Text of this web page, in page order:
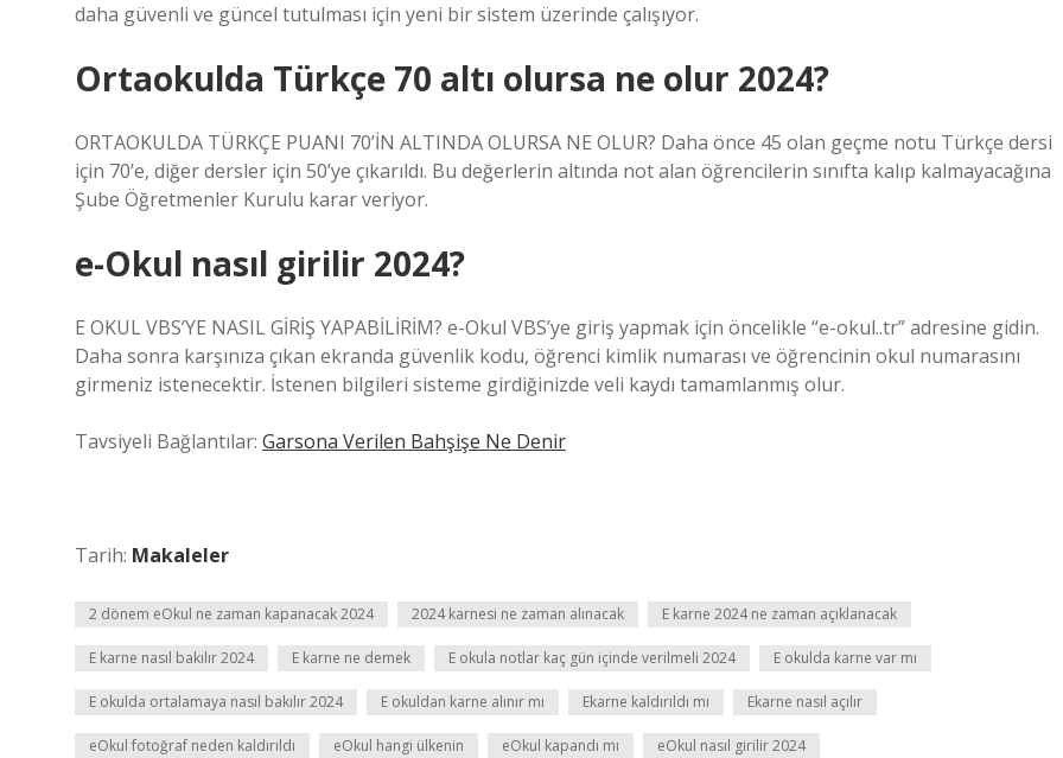
daha güvenli ve güncel tutulması için yeni bir sistem üzerinde çalışıyor.
Ortaokulda Türkçe 70 altı olursa ne olur 2024?
ORTAOKULDA TÜRKÇE PUANI 70’İN ALTINDA OLURSA NE OLUR? Daha önce 45 olan geçme notu Türkçe dersi
için 70’e, diğer dersler için 50’ye çıkarıldı. Bu değerlerin altında not alan öğrencilerin sınıfta kalıp kalmayacağına
Şube Öğretmenler Kurulu karar veriyor.
e-Okul nasıl girilir 2024?
E OKUL VBS’YE NASIL GİRİŞ YAPABİLİRİM? e-Okul VBS’ye giriş yapmak için öncelikle “e-okul..tr” adresine gidin.
Daha sonra karşınıza çıkan ekranda güvenlik kodu, öğrenci kimlik numarası ve öğrencinin okul numarasını
girmeniz istenecektir. İstenen bilgileri sisteme girdiğinizde veli kaydı tamamlanmış olur.
Tavsiyeli Bağlantılar: Garsona Verilen Bahşişe Ne Denir
Tarih: Makaleler
2 dönem eOkul ne zaman kapanacak 2024 2024 karnesi ne zaman alınacak E karne 2024 ne zaman açıklanacak
E karne nasıl bakılır 2024 E karne ne demek E okula notlar kaç gün içinde verilmeli 2024 E okulda karne var mı
E okulda ortalamaya nasıl bakılır 2024 E okuldan karne alınır mı Ekarne kaldırıldı mı Ekarne nasıl açılır
eOkul fotoğraf neden kaldırıldı eOkul hangi ülkenin eOkul kapandı mı eOkul nasıl girilir 2024